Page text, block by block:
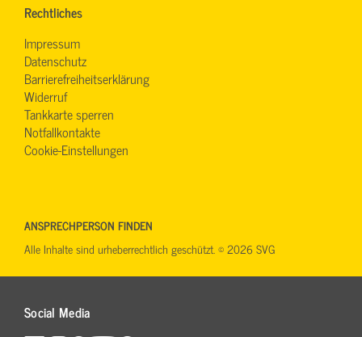
Rechtliches
Impressum
Datenschutz
Barrierefreiheitserklärung
Widerruf
Tankkarte sperren
Notfallkontakte
Cookie-Einstellungen
Social Media
ANSPRECHPERSON FINDEN
Alle Inhalte sind urheberrechtlich geschützt. © 2026 SVG